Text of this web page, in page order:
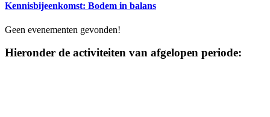
Kennisbijeenkomst: Bodem in balans
Geen evenementen gevonden!
Hieronder de activiteiten van afgelopen periode: